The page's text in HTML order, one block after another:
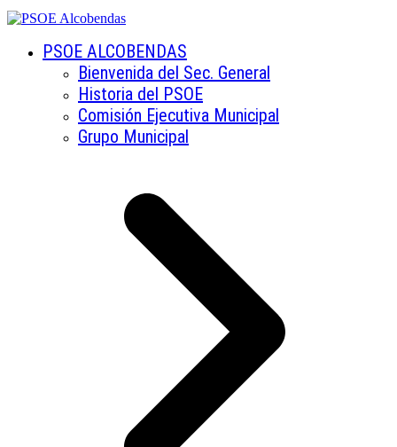
PSOE ALCOBENDAS
Bienvenida del Sec. General
Historia del PSOE
Comisión Ejecutiva Municipal
Grupo Municipal